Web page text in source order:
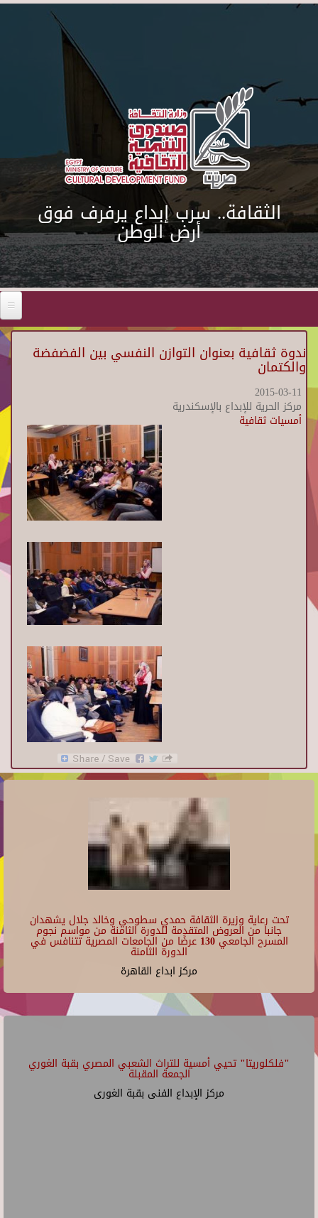
Skip to main content
الثقافة.. سرب إبداع يرفرف فوق
أرض الوطن
ندوة ثقافية بعنوان التوازن النفسي بين الفضفضة
والكتمان
2015-03-11
مركز الحرية للإبداع بالإسكندرية
أمسيات ثقافية
تحت رعاية وزيرة الثقافة حمدي سطوحي وخالد جلال يشهدان
جانبا من العروض المتقدمة للدورة الثامنة من مواسم نجوم
المسرح الجامعي 130 عرضًا من الجامعات المصرية تتنافس في
الدورة الثامنة
مركز ابداع القاهرة
"فلكلوريتا" تحيي أمسية للتراث الشعبي المصري بقبة الغوري
الجمعة المقبلة
مركز الإبداع الفنى بقبة الغورى